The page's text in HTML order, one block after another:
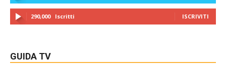
290,000 Iscritti ISCRIVITI
GUIDA TV